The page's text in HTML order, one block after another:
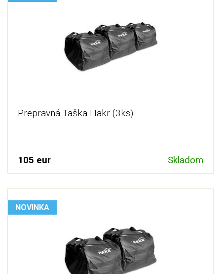
Prepravná Taška Hakr (3ks)
105 eur Skladom
NOVINKA